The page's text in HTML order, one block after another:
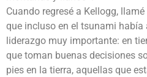
Cuando regresé a Kellogg,
que incluso en el tsunami
liderazgo muy importante: en
que toman buenas decisiones
pies en la tierra, aquellas que